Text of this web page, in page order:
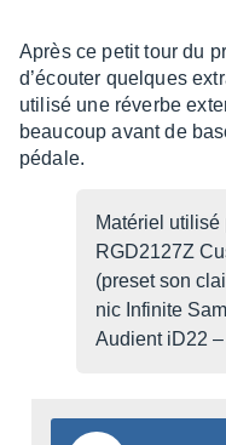
Après ce petit tour du
d’écou­ter quelques
utilisé une réverbe
beau­coup avant de
pédale.
Maté­riel utilisé
RGD2127Z
(preset son
nic Infi­nite
Audient iD22